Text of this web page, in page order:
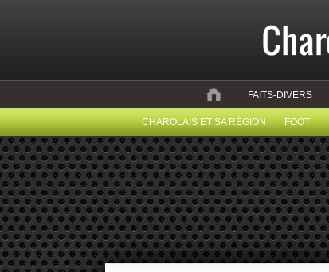
FAITS-DIVERS
CHAROLAIS ET SA RÉGION FOOT